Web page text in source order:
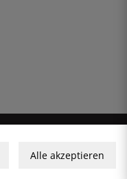
Alle akzeptieren